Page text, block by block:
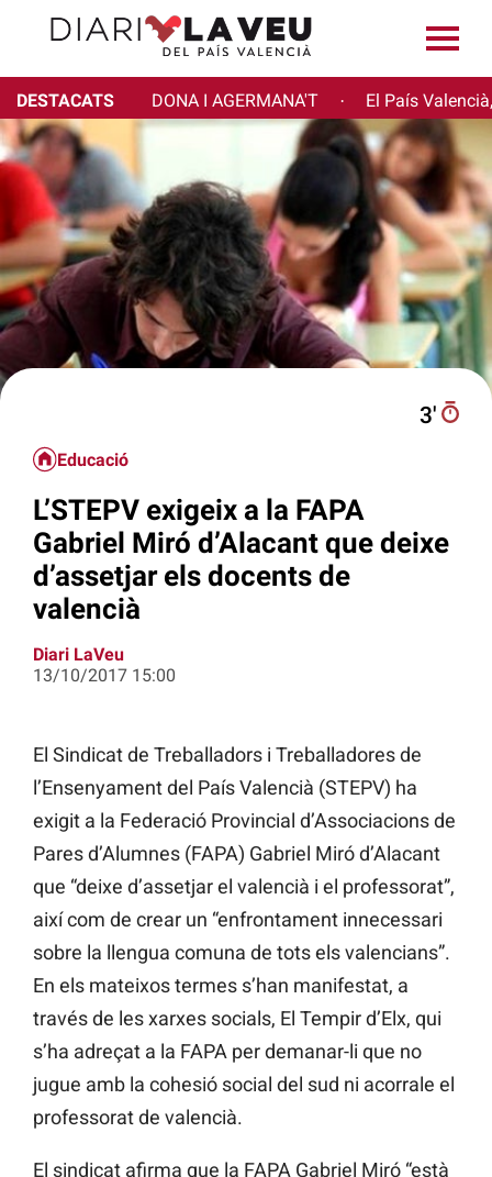
DESTACATS DONA I AGERMANA'T · El País
3′
Educació
L’STEPV exigeix a la FAPA
Gabriel Miró d’Alacant que deixe
d’assetjar els docents de
valencià
Diari LaVeu
13/10/2017 15:00
El Sindicat de Treballadors i Treballadores de
l’Ensenyament del País Valencià (STEPV) ha
exigit a la Federació Provincial d’Associacions de
Pares d’Alumnes (FAPA) Gabriel Miró d’Alacant
que “deixe d’assetjar el valencià i el professorat”,
així com de crear un “enfrontament innecessari
sobre la llengua comuna de tots els valencians”.
En els mateixos termes s’han manifestat, a
través de les xarxes socials, El Tempir d’Elx, qui
s’ha adreçat a la FAPA per demanar-li que no
jugue amb la cohesió social del sud ni acorrale el
professorat de valencià.
El sindicat afirma que la FAPA Gabriel Miró “està